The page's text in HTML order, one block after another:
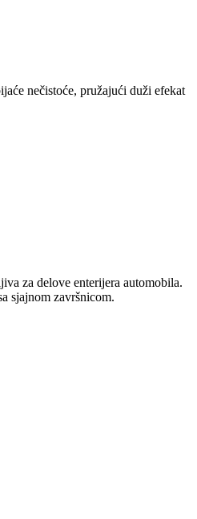
nečistoće, pružajući duži efekat
za delove enterijera automobila.
sjajnom završnicom.